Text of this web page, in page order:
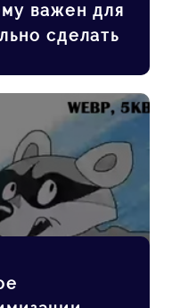
важен для
сделать